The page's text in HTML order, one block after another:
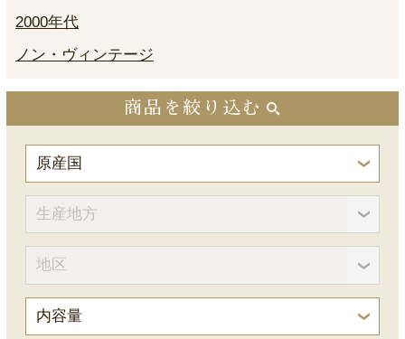
2000年代
ノン・ヴィンテージ
商品を絞り込む